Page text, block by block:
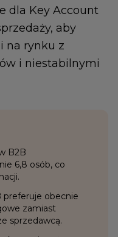
dla Key Account
aby
na rynku z
i niestabilnymi
B2B
6,8 osób, co
preferuje obecnie
zamiast
sprzedawcą.